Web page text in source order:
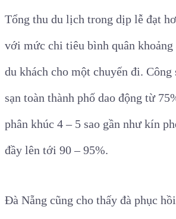
Tổng thu du lịch trong dịp lễ đạt
với mức chi tiêu bình quân
du khách cho một chuyến đi. Công
sạn toàn thành phố dao động từ
phân khúc 4 – 5 sao gần như kín
đầy lên tới 90 – 95%.
Đà Nẵng cũng cho thấy đà phục